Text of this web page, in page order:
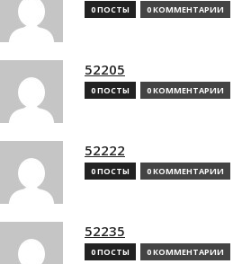
0 ПОСТЫ 0 КОММЕНТАРИИ
52205
0 ПОСТЫ 0 КОММЕНТАРИИ
52222
0 ПОСТЫ 0 КОММЕНТАРИИ
52235
0 ПОСТЫ 0 КОММЕНТАРИИ